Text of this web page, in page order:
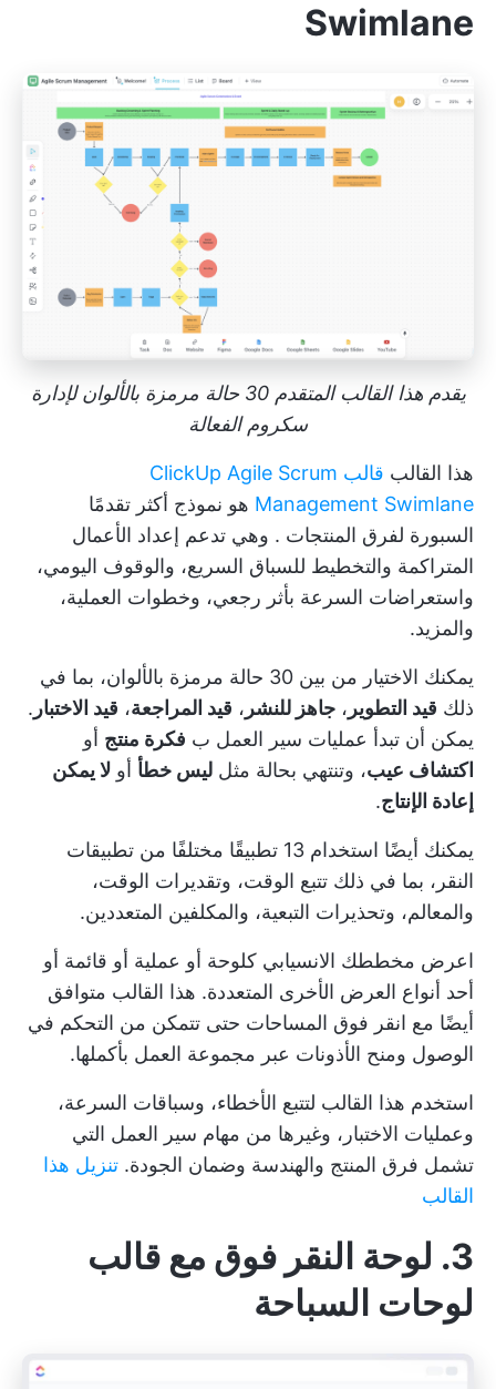
Swimlane
يقدم هذا القالب المتقدم 30 حالة مرمزة بالألوان لإدارة
سكروم الفعالة
هذا القالب
قالب ClickUp Agile Scrum
Management Swimlane هو نموذج أكثر تقدمًا
السبورة لفرق المنتجات . وهي تدعم إعداد الأعمال
المتراكمة والتخطيط للسباق السريع، والوقوف اليومي،
واستعراضات السرعة بأثر رجعي، وخطوات العملية،
والمزيد.
يمكنك الاختيار من بين 30 حالة مرمزة بالألوان، بما في
ذلك قيد التطوير ، جاهز للنشر ، قيد المراجعة، قيد الاختبار .
يمكن أن تبدأ عمليات سير العمل ب فكرة منتج أو
اكتشاف عيب، وتنتهي بحالة مثل ليس خطأ أو لا يمكن
إعادة الإنتاج.
يمكنك أيضًا استخدام 13 تطبيقًا مختلفًا من تطبيقات
النقر، بما في ذلك تتبع الوقت، وتقديرات الوقت،
والمعالم، وتحذيرات التبعية، والمكلفين المتعددين.
اعرض مخططك الانسيابي كلوحة أو عملية أو قائمة أو
أحد أنواع العرض الأخرى المتعددة. هذا القالب متوافق
أيضًا مع انقر فوق المساحات حتى تتمكن من التحكم في
الوصول ومنح الأذونات عبر مجموعة العمل بأكملها.
استخدم هذا القالب لتتبع الأخطاء، وسباقات السرعة،
وعمليات الاختبار، وغيرها من مهام سير العمل التي
تشمل فرق المنتج والهندسة وضمان الجودة. تنزيل هذا
القالب
3. لوحة النقر فوق مع قالب
لوحات السباحة